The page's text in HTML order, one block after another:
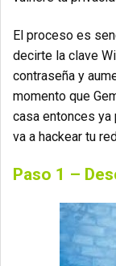
El proceso es
decirte la clave
contraseña y
momento que
casa entonces
va a hackear tu
Paso 1 –